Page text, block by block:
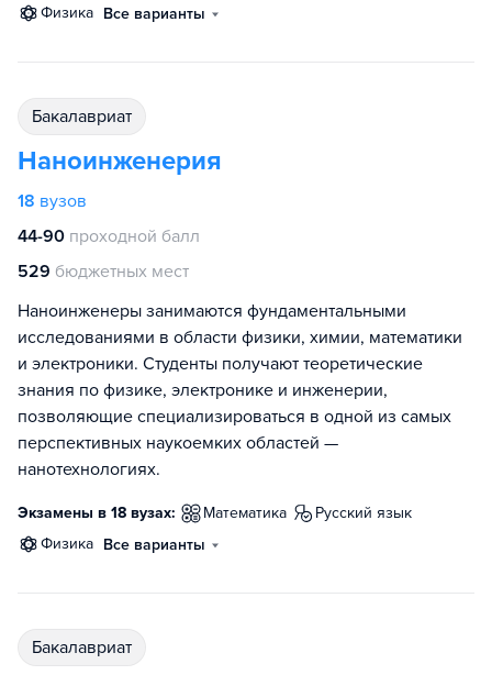
физика Все варианты
бакалавриат
Наноинженерия
18 вузов
44-90 проходной балл
529 бюджетных мест
Наноинженеры занимаются фундаментальными
исследованиями в области физики, химии, математики
и электроники. Студенты получают теоретические
знания по физике, электронике и инженерии,
позволяющие специализироваться в одной из самых
перспективных наукоемких областей —
нанотехнологиях.
Экзамены в 18 вузах: математика
русский язык
физика Все варианты
бакалавриат